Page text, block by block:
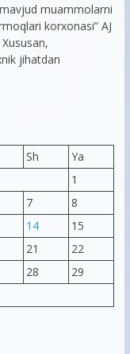
muammolarni
korxonasi” AJ
jihatdan
Sh
Ya
1
7
8
14
15
21
22
28
29